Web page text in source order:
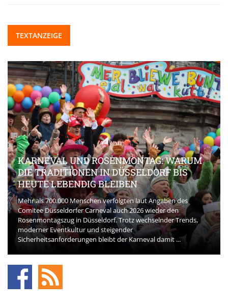
TEXTANZEIGE
KARNEVAL UND ROSENMONTAG: WARUM
DIE TRADITIONEN IN DÜSSELDORF BIS
HEUTE LEBENDIG BLEIBEN
Mehr als 700.000 Menschen verfolgten laut Angaben des
Comitee Düsseldorfer Carneval auch 2026 wieder den
Rosenmontagszug in Düsseldorf. Trotz wechselnder Trends,
moderner Eventkultur und steigender
Sicherheitsanforderungen bleibt der Karneval damit ...